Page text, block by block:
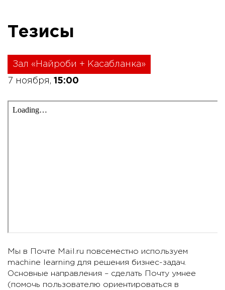
Тезисы
Зал «Найроби + Касабланка»
7 ноября, 15:00
Мы в Почте Mail.ru повсеместно используем
machine learning для решения бизнес-задач.
Основные направления – сделать Почту умнее
(помочь пользователю ориентироваться в